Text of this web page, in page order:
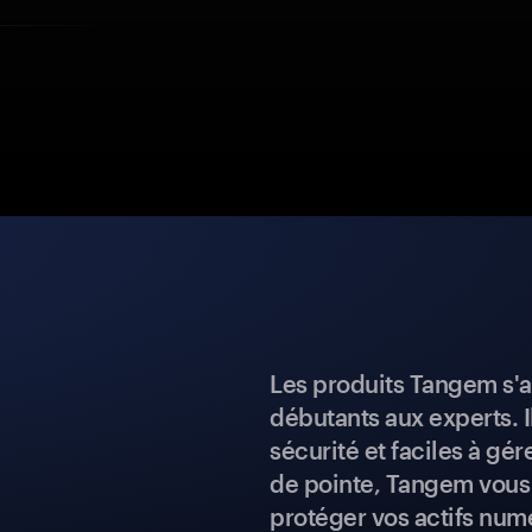
Les produits Tangem
débutants aux experts.
sécurité et faciles à
de pointe, Tangem
protéger vos actifs